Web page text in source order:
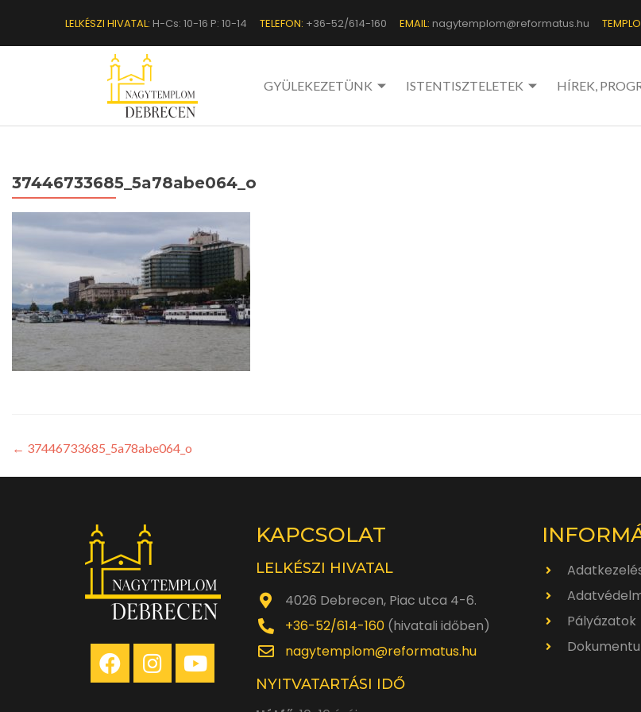
LELKÉSZI HIVATAL: H-Cs: 10-16 P: 10-14 TELEFON: +36-52/614-160 EMAIL: nagytemplom@reformatus.hu
GYÜLEKEZETÜNK ISTENTISZTELETEK HÍREK,
37446733685_5a78abe064_o
← 37446733685_5a78abe064_o
KAPCSOLAT
LELKÉSZI HIVATAL
4026 Debrecen, Piac utca 4-6.
+36-52/614-160 (hivatali időben)
nagytemplom@reformatus.hu
NYITVATARTÁSI IDŐ
Pályázatok